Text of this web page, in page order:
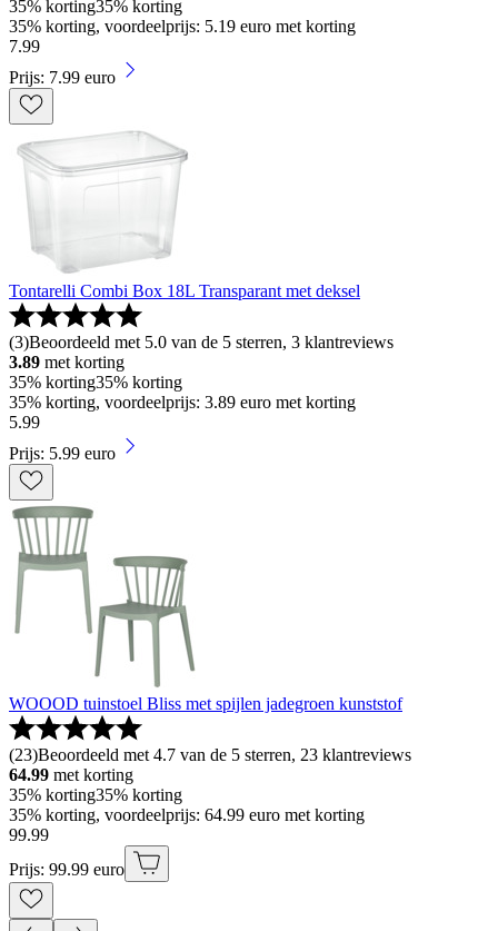
35% korting35% korting
35% korting, voordeelprijs: 5.19 euro met korting
7.99
Prijs: 7.99 euro
Tontarelli Combi Box 18L Transparant met deksel
(3)Beoordeeld met 5.0 van de 5 sterren, 3 klantreviews
3.89 met korting
35% korting35% korting
35% korting, voordeelprijs: 3.89 euro met korting
5.99
Prijs: 5.99 euro
WOOOD tuinstoel Bliss met spijlen jadegroen kunststof
(23)Beoordeeld met 4.7 van de 5 sterren, 23 klantreviews
64.99 met korting
35% korting35% korting
35% korting, voordeelprijs: 64.99 euro met korting
99.99
Prijs: 99.99 euro